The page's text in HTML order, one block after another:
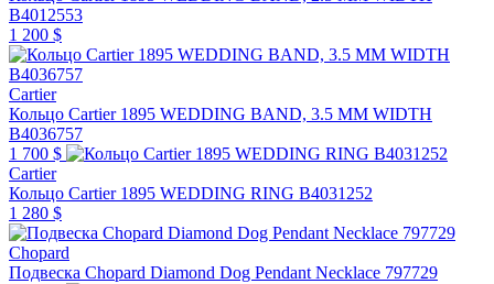
B4012553
1 200 $
Cartier
Кольцо Cartier 1895 WEDDING BAND, 3.5 MM WIDTH
B4036757
1 700 $
Cartier
Кольцо Cartier 1895 WEDDING RING B4031252
1 280 $
Chopard
Подвеска Chopard Diamond Dog Pendant Necklace 797729